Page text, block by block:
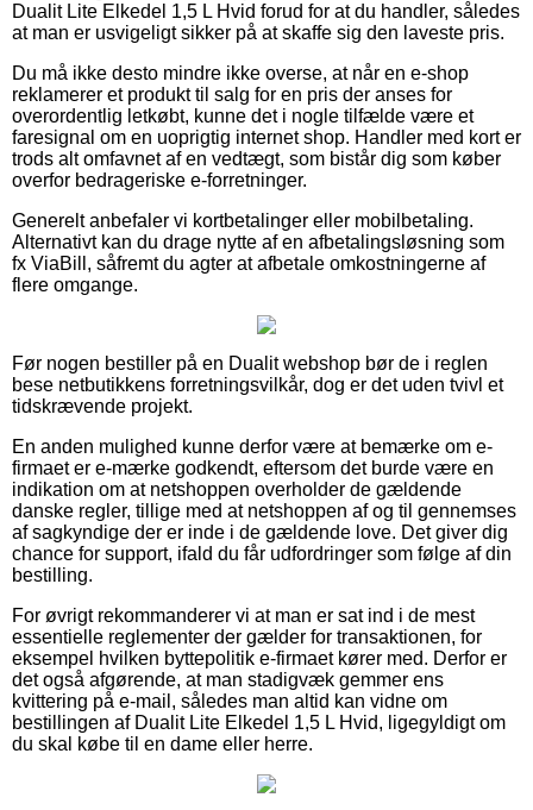
Dualit Lite Elkedel 1,5 L Hvid forud for at du handler, således
at man er usvigeligt sikker på at skaffe sig den laveste pris.
Du må ikke desto mindre ikke overse, at når en e-shop
reklamerer et produkt til salg for en pris der anses for
overordentlig letkøbt, kunne det i nogle tilfælde være et
faresignal om en uoprigtig internet shop. Handler med kort er
trods alt omfavnet af en vedtægt, som bistår dig som køber
overfor bedrageriske e-forretninger.
Generelt anbefaler vi kortbetalinger eller mobilbetaling.
Alternativt kan du drage nytte af en afbetalingsløsning som
fx ViaBill, såfremt du agter at afbetale omkostningerne af
flere omgange.
Før nogen bestiller på en Dualit webshop bør de i reglen
bese netbutikkens forretningsvilkår, dog er det uden tvivl et
tidskrævende projekt.
En anden mulighed kunne derfor være at bemærke om e-
firmaet er e-mærke godkendt, eftersom det burde være en
indikation om at netshoppen overholder de gældende
danske regler, tillige med at netshoppen af og til gennemses
af sagkyndige der er inde i de gældende love. Det giver dig
chance for support, ifald du får udfordringer som følge af din
bestilling.
For øvrigt rekommanderer vi at man er sat ind i de mest
essentielle reglementer der gælder for transaktionen, for
eksempel hvilken byttepolitik e-firmaet kører med. Derfor er
det også afgørende, at man stadigvæk gemmer ens
kvittering på e-mail, således man altid kan vidne om
bestillingen af Dualit Lite Elkedel 1,5 L Hvid, ligegyldigt om
du skal købe til en dame eller herre.